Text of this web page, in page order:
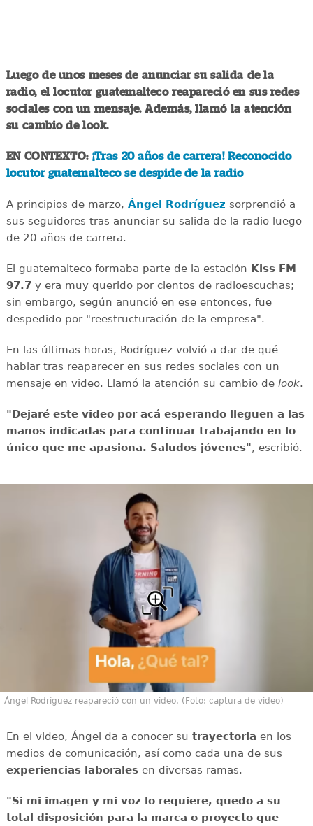
Luego de unos meses de anunciar su salida de la
radio, el locutor guatemalteco reapareció en sus redes
sociales con un mensaje. Además, llamó la atención
su cambio de look.
EN CONTEXTO:¡Tras 20 años de carrera! Reconocido
locutor guatemalteco se despide de la radio
A principios de marzo, Ángel Rodríguez sorprendió a
sus seguidores tras anunciar su salida de la radio luego
de 20 años de carrera.
El guatemalteco formaba parte de la estación Kiss FM
97.7y era muy querido por cientos de radioescuchas;
sin embargo, según anunció en ese entonces, fue
despedido por "reestructuración de la empresa".
En las últimas horas, Rodríguez volvió a dar de qué
hablar tras reaparecer en sus redes sociales con un
mensaje en video. Llamó la atención su cambio delook.
"Dejaré este video por acá esperando lleguen a las
manos indicadas para continuar trabajando en lo
único que me apasiona. Saludos jóvenes", escribió.
Ángel Rodríguez reapareció con un video. (Foto: captura de video)
En el video, Ángel da a conocer su trayectoria en los
medios de comunicación, así como cada una de sus
experiencias laboralesen diversas ramas.
"Si mi imagen y mi voz lo requiere, quedo a su
total disposición para la marca o proyecto que